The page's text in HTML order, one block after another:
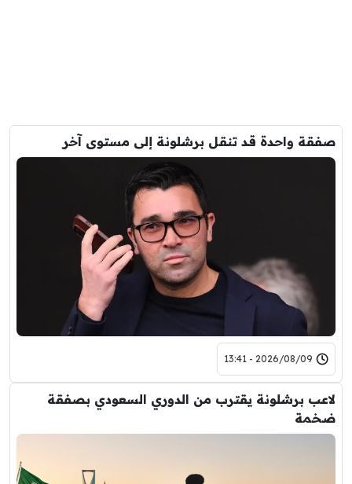
صفقة واحدة قد تنقل برشلونة إلى مستوى آخر
2026/08/09 - 13:41
لاعب برشلونة يقترب من الدوري السعودي بصفقة
ضخمة